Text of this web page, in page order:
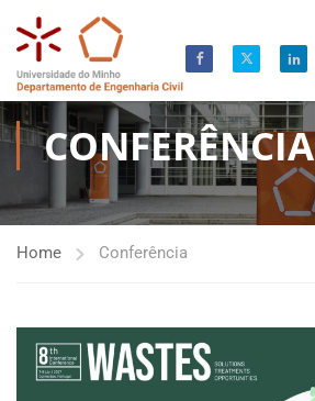
CONFERÊNCIA
Home Conferência